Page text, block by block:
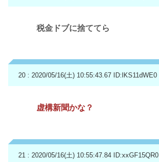
税金ドブに捨ててら
20 : 2020/05/16(土) 10:55:43.67 ID:lKS11dWE0
虚構新聞かな？
21 : 2020/05/16(土) 10:55:47.84 ID:xxGF15QR0